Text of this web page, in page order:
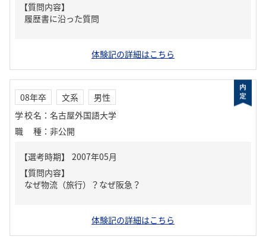
【質問内容】
履歴書に沿った質問
体験記の詳細はこちら
08年卒 文系
男性
学校名 ： 名古屋外国語大学
職種 ： 非公開
【質問内容】
なぜ物流（旅行）？なぜ阪急？
体験記の詳細はこちら